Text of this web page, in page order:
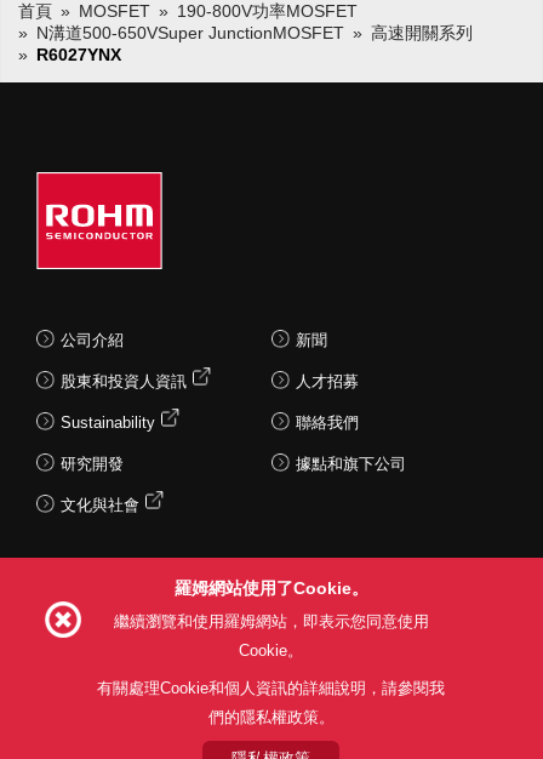
首頁 MOSFET
190-800V功率MOSFET
N溝道500-650VSuper JunctionMOSFET
高速開關系列
R6027YNX
公司介紹
股東和投資人資訊
Sustainability
研究開發
文化與社會
新聞
人才招募
聯絡我們
據點和旗下公司
利用目的 隱私權政策
羅姆網站使用了Cookie。
繼續瀏覽和使用羅姆網站，即表示您同意使用
Cookie。
有關處理Cookie和個人資訊的詳細說明，請參閱我
們的隱私權政策。